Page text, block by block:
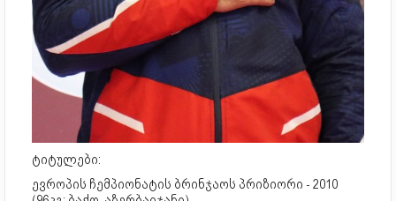
ტიტულები:
ევროპის ჩემპიონატის ბრინჯაოს პრიზიორი - 2010